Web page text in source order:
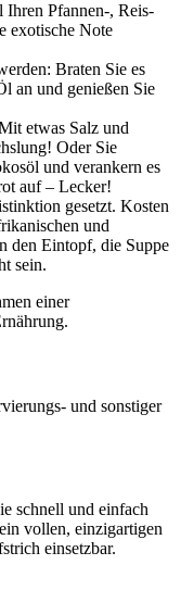
Ihren Pfannen-, Reis-
exotische Note
Braten Sie es
an und genießen Sie
etwas Salz und
Oder Sie
und verankern es
auf – Lecker!
gesetzt. Kosten
und
den Eintopf, die Suppe
sein.
einer
und sonstiger
schnell und einfach
vollen, einzigartigen
einsetzbar.